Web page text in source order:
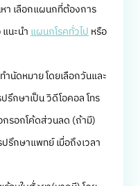
า เลือกแผนกที่ต้องการ
นะนำแผนกโรคทั่วไปหรือ
นัดหมาย โดยเลือกวันและ
รึกษาเป็น วิดีโอคอล โทร
กรอกโค้ดส่วนลด (ถ้ามี)
รึกษาแพทย์ เมื่อถึงเวลา